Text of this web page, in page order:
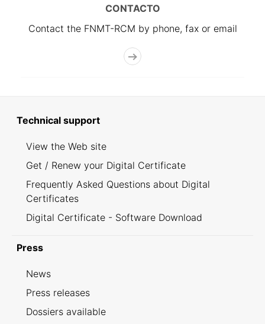
CONTACTO
Contact the FNMT-RCM by phone, fax or email
Technical support
View the Web site
Get / Renew your Digital Certificate
Frequently Asked Questions about Digital
Certificates
Digital Certificate - Software Download
Press
News
Press releases
Dossiers available